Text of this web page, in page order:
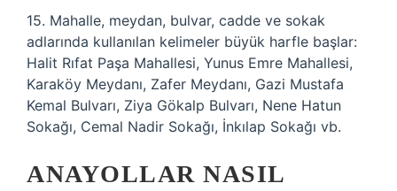
15. Mahalle, meydan, bulvar, cadde ve sokak
adlarında kullanılan kelimeler büyük harfle başlar:
Halit Rıfat Paşa Mahallesi, Yunus Emre Mahallesi,
Karaköy Meydanı, Zafer Meydanı, Gazi Mustafa
Kemal Bulvarı, Ziya Gökalp Bulvarı, Nene Hatun
Sokağı, Cemal Nadir Sokağı, İnkılap Sokağı vb.
ANAYOLLAR NASIL